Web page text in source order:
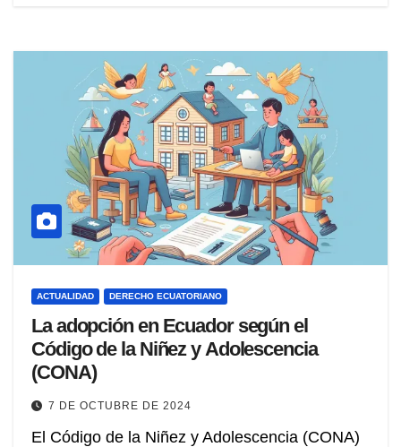
ACTUALIDAD DERECHO ECUATORIANO
La adopción en Ecuador según el
Código de la Niñez y Adolescencia
(CONA)
7 DE OCTUBRE DE 2024
El Código de la Niñez y Adolescencia (CONA)